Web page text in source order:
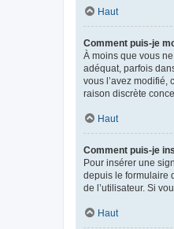
Haut
Comment puis-je
À moins que vous
adéquat, parfois
vous l’avez modifié,
raison discrète
Haut
Comment puis-je
Pour insérer une
depuis le formulaire
de l’utilisateur. Si
Haut